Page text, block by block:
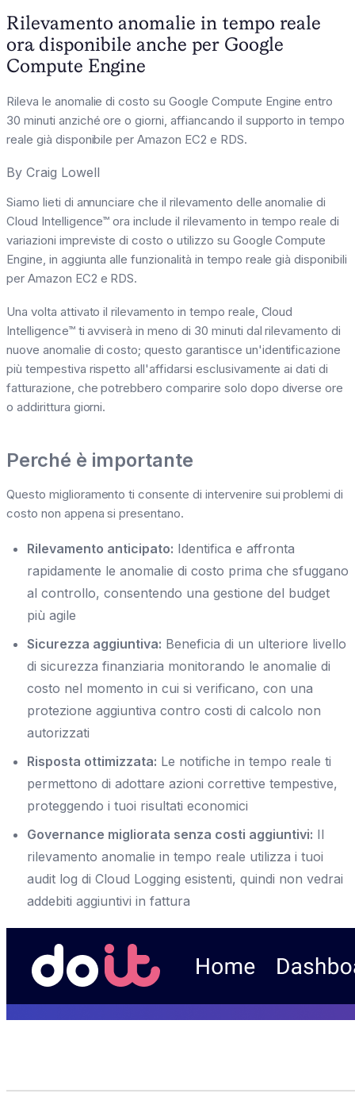
Rilevamento anomalie in tempo reale
ora disponibile anche per Google
Compute Engine
Rileva le anomalie di costo su Google Compute Engine entro
30 minuti anziché ore o giorni, affiancando il supporto in tempo
reale già disponibile per Amazon EC2 e RDS.
By Craig Lowell
Siamo lieti di annunciare che il rilevamento delle anomalie di
Cloud Intelligence™ ora include il rilevamento in tempo reale di
variazioni impreviste di costo o utilizzo su Google Compute
Engine, in aggiunta alle funzionalità in tempo reale già disponibili
per Amazon EC2 e RDS.
Una volta attivato il rilevamento in tempo reale, Cloud
Intelligence™ ti avviserà in meno di 30 minuti dal rilevamento di
nuove anomalie di costo; questo garantisce un'identificazione
più tempestiva rispetto all'affidarsi esclusivamente ai dati di
fatturazione, che potrebbero comparire solo dopo diverse ore
o addirittura giorni.
Perché è importante
Questo miglioramento ti consente di intervenire sui problemi di
costo non appena si presentano.
Rilevamento anticipato: Identifica e affronta
rapidamente le anomalie di costo prima che sfuggano
al controllo, consentendo una gestione del budget
più agile
Sicurezza aggiuntiva: Beneficia di un ulteriore livello
di sicurezza finanziaria monitorando le anomalie di
costo nel momento in cui si verificano, con una
protezione aggiuntiva contro costi di calcolo non
autorizzati
Risposta ottimizzata: Le notifiche in tempo reale ti
permettono di adottare azioni correttive tempestive,
proteggendo i tuoi risultati economici
Governance migliorata senza costi aggiuntivi: Il
rilevamento anomalie in tempo reale utilizza i tuoi
audit log di Cloud Logging esistenti, quindi non vedrai
addebiti aggiuntivi in fattura